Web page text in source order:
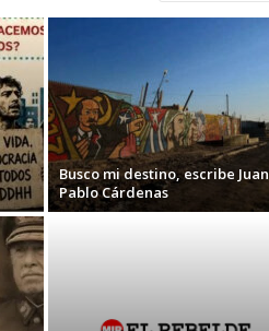
Busco mi destino, escribe Juan
Pablo Cárdenas